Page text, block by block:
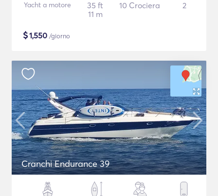
Yacht a motore
35 ft
11 m
10 Crociera 2
$1,550 /giorno
Cranchi Endurance 39